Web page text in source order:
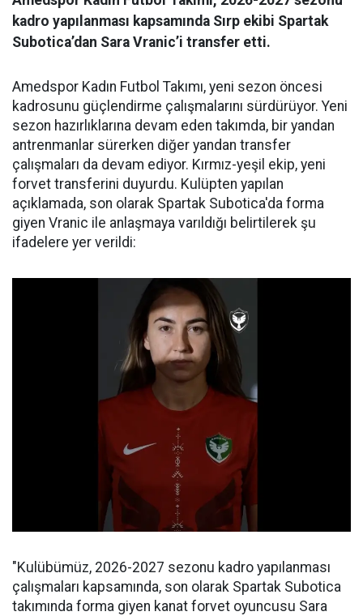
kadro yapılanması kapsamında Sırp ekibi Spartak
Subotica’dan Sara Vranic’i transfer etti.
Amedspor Kadın Futbol Takımı, yeni sezon öncesi
kadrosunu güçlendirme çalışmalarını sürdürüyor. Yeni
sezon hazırlıklarına devam eden takımda, bir yandan
antrenmanlar sürerken diğer yandan transfer
çalışmaları da devam ediyor. Kırmız-yeşil ekip, yeni
forvet transferini duyurdu. Kulüpten yapılan
açıklamada, son olarak Spartak Subotica'da forma
giyen Vranic ile anlaşmaya varıldığı belirtilerek şu
ifadelere yer verildi:
"Kulübümüz, 2026-2027 sezonu kadro yapılanması
çalışmaları kapsamında, son olarak Spartak Subotica
takımında forma giyen kanat forvet oyuncusu Sara